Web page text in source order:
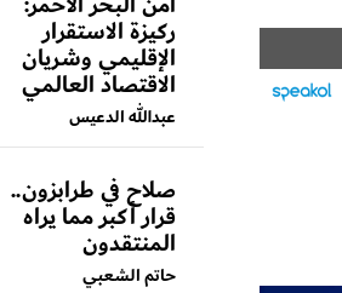
ركيزة الاستقرار
الإقليمي وشريان
الاقتصاد العالمي
عبدالله الدعيس
صلاح في طرابزون..
قرار أكبر مما يراه
المنتقدون
حاتم الشعبي